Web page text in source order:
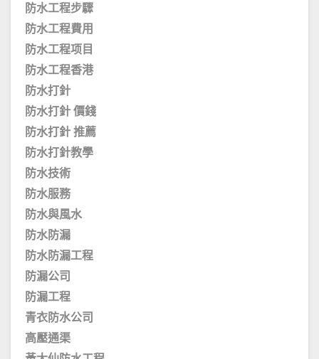
防水工程步驟
防水工程費用
防水工程项目
防水工程香港
防水打針
防水打針 價錢
防水打針 推薦
防水打針教學
防水技術
防水服務
防水與風水
防水防漏
防水防漏工程
防漏公司
防漏工程
青衣防水公司
高壓通渠